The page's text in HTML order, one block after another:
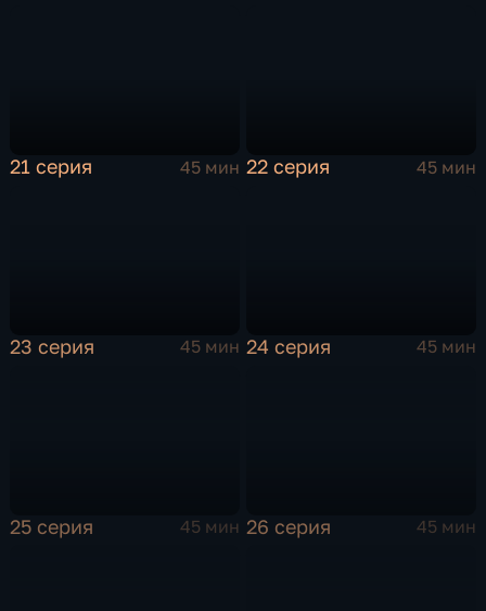
21 серия 45 мин 22 серия 45 мин
23 серия 45 мин 24 серия 45 мин
25 серия 45 мин 26 серия 45 мин